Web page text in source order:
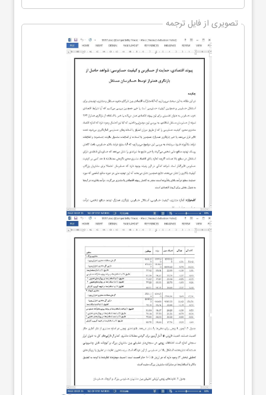
تصویری از فایل ترجمه